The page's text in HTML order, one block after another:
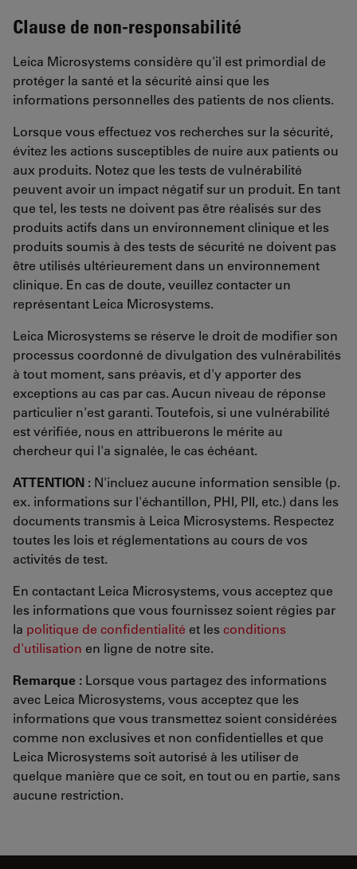
Clause de non-responsabilité
Leica Microsystems considère qu'il est primordial de
protéger la santé et la sécurité ainsi que les
informations personnelles des patients de nos clients.
Lorsque vous effectuez vos recherches sur la sécurité,
évitez les actions susceptibles de nuire aux patients ou
aux produits. Notez que les tests de vulnérabilité
peuvent avoir un impact négatif sur un produit. En tant
que tel, les tests ne doivent pas être réalisés sur des
produits actifs dans un environnement clinique et les
produits soumis à des tests de sécurité ne doivent pas
être utilisés ultérieurement dans un environnement
clinique. En cas de doute, veuillez contacter un
représentant Leica Microsystems.
Leica Microsystems se réserve le droit de modifier son
processus coordonné de divulgation des vulnérabilités
à tout moment, sans préavis, et d'y apporter des
exceptions au cas par cas. Aucun niveau de réponse
particulier n'est garanti. Toutefois, si une vulnérabilité
est vérifiée, nous en attribuerons le mérite au
chercheur qui l'a signalée, le cas échéant.
ATTENTION : N'incluez aucune information sensible (p.
ex. informations sur l'échantillon, PHI, PII, etc.) dans les
documents transmis à Leica Microsystems. Respectez
toutes les lois et réglementations au cours de vos
activités de test.
En contactant Leica Microsystems, vous acceptez que
les informations que vous fournissez soient régies par
la politique de confidentialité et lesconditions
d'utilisation en ligne de notre site.
Remarque : Lorsque vous partagez des informations
avec Leica Microsystems, vous acceptez que les
informations que vous transmettez soient considérées
comme non exclusives et non confidentielles et que
Leica Microsystems soit autorisé à les utiliser de
quelque manière que ce soit, en tout ou en partie, sans
aucune restriction.